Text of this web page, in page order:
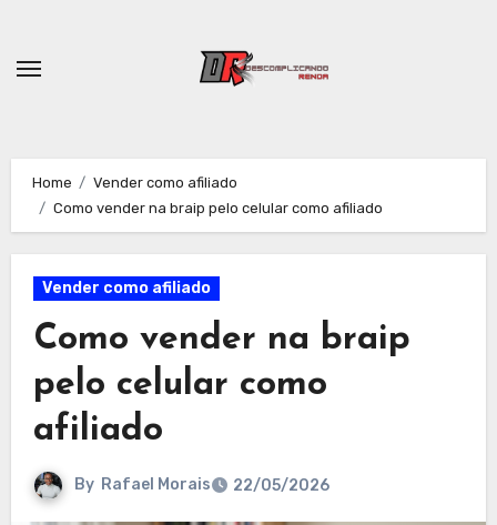
content
Home
Vender como afiliado
Como vender na braip pelo celular como afiliado
Vender como afiliado
Como vender na braip
pelo celular como
afiliado
By Rafael Morais 22/05/2026